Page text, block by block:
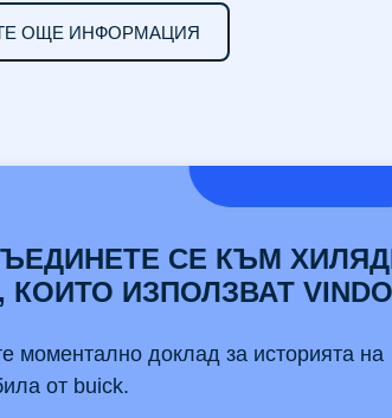
ОЩЕ ИНФОРМАЦИЯ
СЕ КЪМ
КОИТО ИЗПОЛЗВАТ
моментално доклад за историята на
от buick.